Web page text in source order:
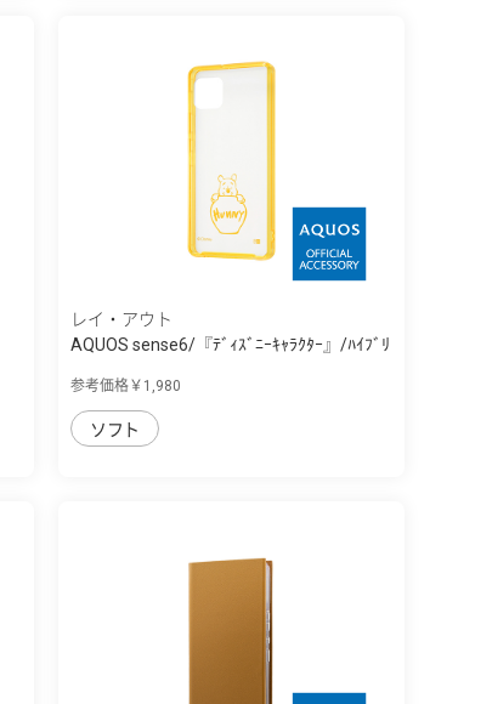
レイ・アウト
AQUOS sense6/『ﾃﾞｨｽﾞﾆｰｷｬﾗｸﾀｰ』/ﾊｲﾌﾞﾘ
参考価格￥1,980
ソフト